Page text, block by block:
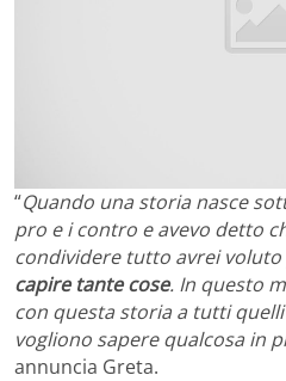
“Quando una storia nasce
pro e i contro e avevo detto
condividere tutto avrei
capire tante cose. In questo
con questa storia a tutti
vogliono sapere qualcosa in
annuncia Greta.